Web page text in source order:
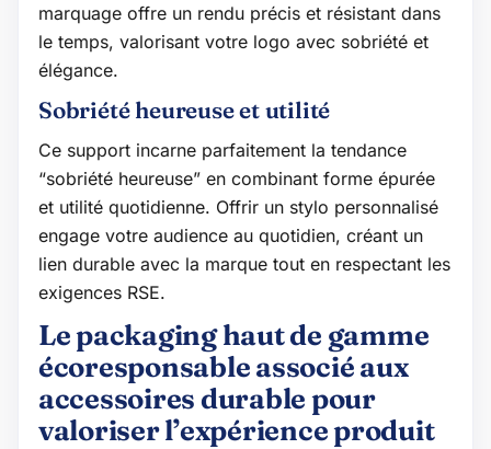
marquage offre un rendu précis et résistant dans
le temps, valorisant votre logo avec sobriété et
élégance.
Sobriété heureuse et utilité
Ce support incarne parfaitement la tendance
“sobriété heureuse” en combinant forme épurée
et utilité quotidienne. Offrir un stylo personnalisé
engage votre audience au quotidien, créant un
lien durable avec la marque tout en respectant les
exigences RSE.
Le packaging haut de gamme
écoresponsable associé aux
accessoires durable pour
valoriser l’expérience produit